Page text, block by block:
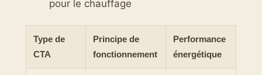
pour le chauffage
Type de
CTA
Principe de
fonctionnement
Performance
énergétique